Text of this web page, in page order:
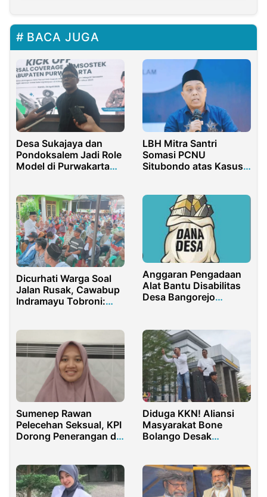
BACA JUGA
Desa Sukajaya dan
Pondoksalem Jadi Role
Model di Purwakarta
LBH Mitra Santri
Somasi PCNU
Situbondo atas Kasus
Dicurhati Warga Soal
Jalan Rusak, Cawabup
Indramayu Tobroni:
Anggaran Pengadaan
Alat Bantu Disabilitas
Desa Bangorejo
APH Menyelidiki
Sumenep Rawan
Pelecehan Seksual, KPI
Dorong Penerangan di
Diduga KKN! Aliansi
Masyarakat Bone
Bolango Desak